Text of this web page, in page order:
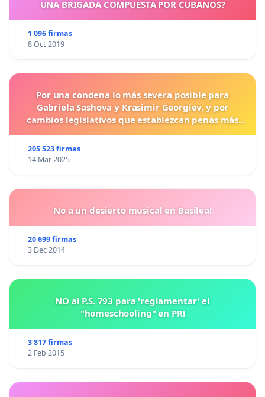
UNA BRIGADA COMPUESTA POR CUBANOS?
1 096 firmas
8 Oct 2019
Por una condena lo más severa posible para
Gabriela Sashova y Krasimir Georgiev, y por
cambios legislativos que establezcan penas más
205 523 firmas
14 Mar 2025
No a un desierto musical en Basilea!
20 699 firmas
3 Dec 2014
NO al P.S. 793 para 'reglamentar' el
"homeschooling" en PR!
3 817 firmas
2 Feb 2015